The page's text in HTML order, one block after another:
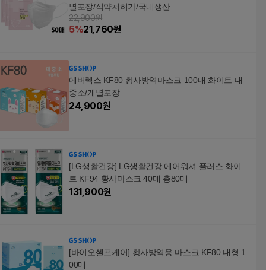
별포장/식약처허가/국내생산
22,900원
5%21,760원
에버렉스 KF80 황사방역마스크 100매 화이트 대
중소/개별포장
24,900원
[LG생활건강] LG생활건강 에어워셔 플러스 화이
트 KF94 황사마스크 40매 총80매
131,900원
[바이오셀프케어] 황사방역용 마스크 KF80 대형 1
00매